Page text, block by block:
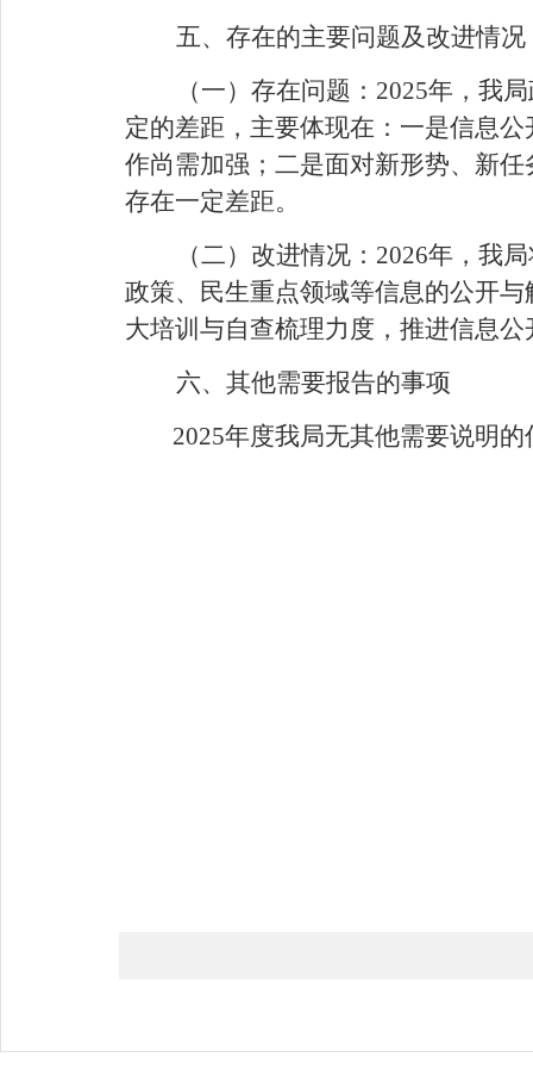
五、存在的主要问题及改进情况
（一）存在问题： 2025年，我
定的差距，主要体现在：一是信息
作尚需加强；二是面对新形势、新
存在一定差距。
（二）改进情况： 2026年，我
政策、民生重点领域等信息的公开
大培训与自查梳理力度，推进信息
六、其他需要报告的事项
2025年度我局无其他需要说明